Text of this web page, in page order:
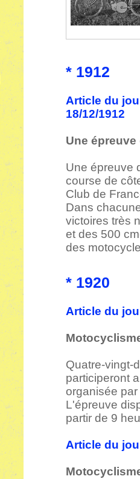
* 1912
Article du
18/12/1912
Une
Une épreuve
course de
Club de
Dans
victoires très
et des 500
des
* 1920
Article du
Quatre-vingt-
participeront
organisée
L'épreuve
partir de 9
Article du